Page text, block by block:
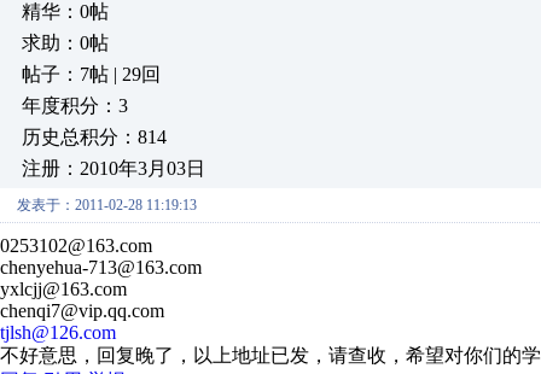
精华：0帖
求助：0帖
帖子：7帖 | 29回
年度积分：3
历史总积分：814
注册：2010年3月03日
发表于：2011-02-28 11:19:13
0253102@163.com
chenyehua-713@163.com
yxlcjj@163.com
chenqi7@vip.qq.com
tjlsh@126.com
不好意思，回复晚了，以上地址已发，请查收，希望对你们的